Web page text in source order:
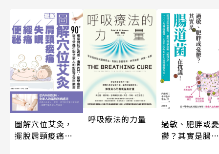
圖解穴位艾灸，
擺脫肩頸痠痛、
呼吸療法的力量
過敏、肥胖或憂
鬱？其實是腸道